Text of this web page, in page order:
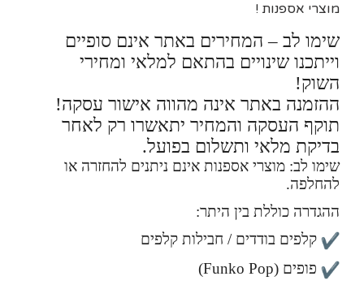
מוצרי אספנות !
שימו לב – המחירים באתר אינם סופיים
וייתכנו שינויים בהתאם למלאי ומחירי
השוק!
ההזמנה באתר אינה מהווה אישור עסקה!
תוקף העסקה והמחיר יתאשרו רק לאחר
בדיקת מלאי ותשלום בפועל.
שימו לב: מוצרי אספנות אינם ניתנים להחזרה או
להחלפה.
ההגדרה כוללת בין היתר:
קלפים בודדים / חבילות קלפים
פופים (Funko Pop)